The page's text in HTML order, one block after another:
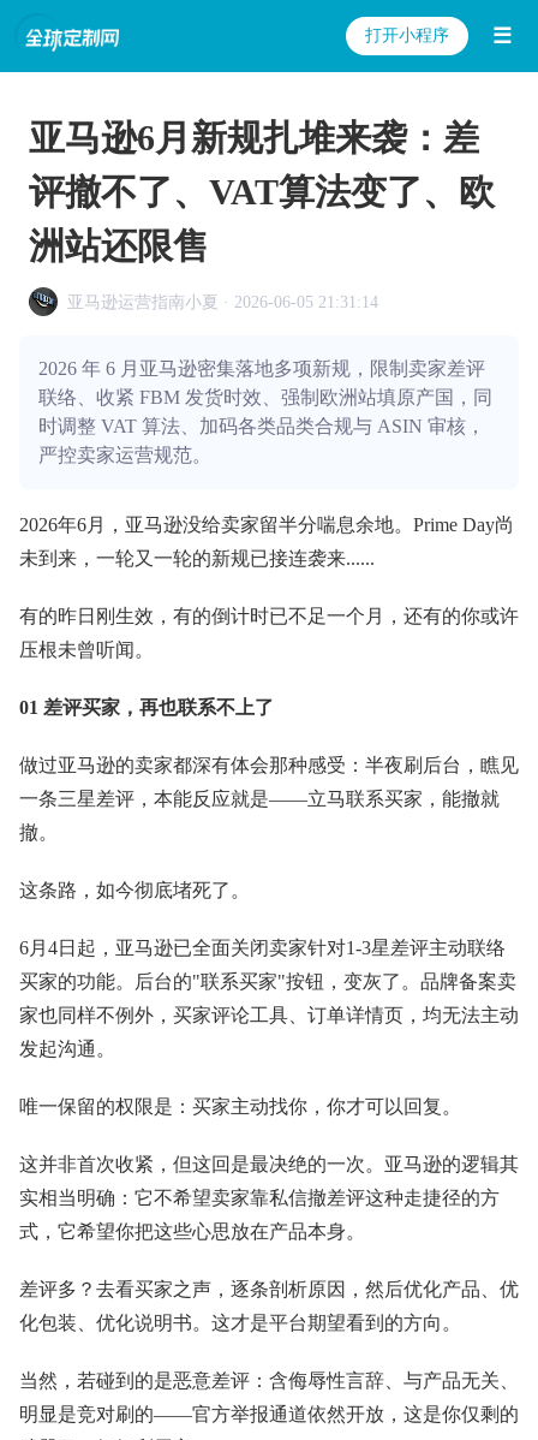
打开小程序 ☰
亚马逊6月新规扎堆来袭：差
评撤不了、VAT算法变了、欧
洲站还限售
亚马逊运营指南小夏 · 2026-06-05 21:31:14
2026 年 6 月亚马逊密集落地多项新规，限制卖家差评
联络、收紧 FBM 发货时效、强制欧洲站填原产国，同
时调整 VAT 算法、加码各类品类合规与 ASIN 审核，
严控卖家运营规范。
2026年6月，亚马逊没给卖家留半分喘息余地。Prime Day尚
未到来，一轮又一轮的新规已接连袭来......
有的昨日刚生效，有的倒计时已不足一个月，还有的你或许
压根未曾听闻。
01 差评买家，再也联系不上了
做过亚马逊的卖家都深有体会那种感受：半夜刷后台，瞧见
一条三星差评，本能反应就是——立马联系买家，能撤就
撤。
这条路，如今彻底堵死了。
6月4日起，亚马逊已全面关闭卖家针对1-3星差评主动联络
买家的功能。后台的"联系买家"按钮，变灰了。品牌备案卖
家也同样不例外，买家评论工具、订单详情页，均无法主动
发起沟通。
唯一保留的权限是：买家主动找你，你才可以回复。
这并非首次收紧，但这回是最决绝的一次。亚马逊的逻辑其
实相当明确：它不希望卖家靠私信撤差评这种走捷径的方
式，它希望你把这些心思放在产品本身。
差评多？去看买家之声，逐条剖析原因，然后优化产品、优
化包装、优化说明书。这才是平台期望看到的方向。
当然，若碰到的是恶意差评：含侮辱性言辞、与产品无关、
明显是竞对刷的——官方举报通道依然开放，这是你仅剩的